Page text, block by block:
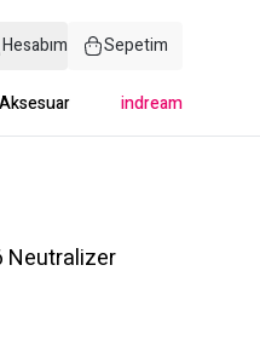
Hesabım Sepetim
Aksesuar indream
Neutralizer